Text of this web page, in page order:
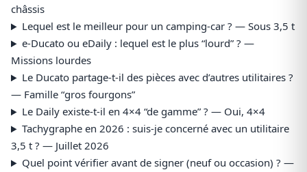
châssis
Lequel est le meilleur pour un camping-car ? — Sous 3,5 t
e-Ducato ou eDaily : lequel est le plus “lourd” ? —
Missions lourdes
Le Ducato partage-t-il des pièces avec d’autres utilitaires ?
— Famille “gros fourgons”
Le Daily existe-t-il en 4×4 “de gamme” ? — Oui, 4×4
Tachygraphe en 2026 : suis-je concerné avec un utilitaire
3,5 t ? — Juillet 2026
Quel point vérifier avant de signer (neuf ou occasion) ? —